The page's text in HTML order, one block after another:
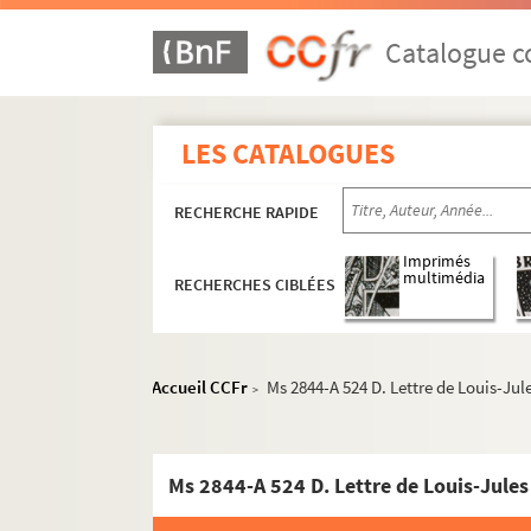
Catalogue
LES CATALOGUES
RECHERCHE RAPIDE
RECHERCHES CIBLÉES
Imprimés
multimédia
Accueil CCFr > Ms 2844-A 524 D. Lettre de Louis-
Ms 2844-A 524 D. Lettre de Louis-
Papiers personnels
Documents publicitaires et illustrations des
Correspondance
Ms 2844 D. Correspondance Verne-Hetzel
Lettres autographes
Ms 2844-70 D. Lettre de Pierre Jules
Ms 2844-82 D. Lettre de Jules Verne